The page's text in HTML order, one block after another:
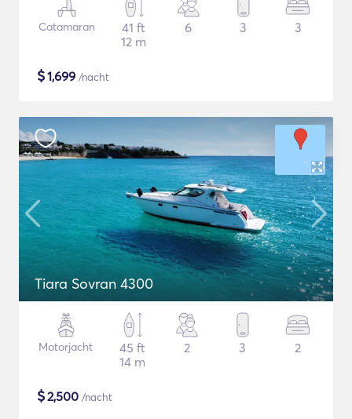
Catamaran
41 ft
12 m
6 3 3
$1,699 /nacht
Tiara Sovran 4300
Motorjacht
45 ft
14 m
2 3 2
$2,500 /nacht